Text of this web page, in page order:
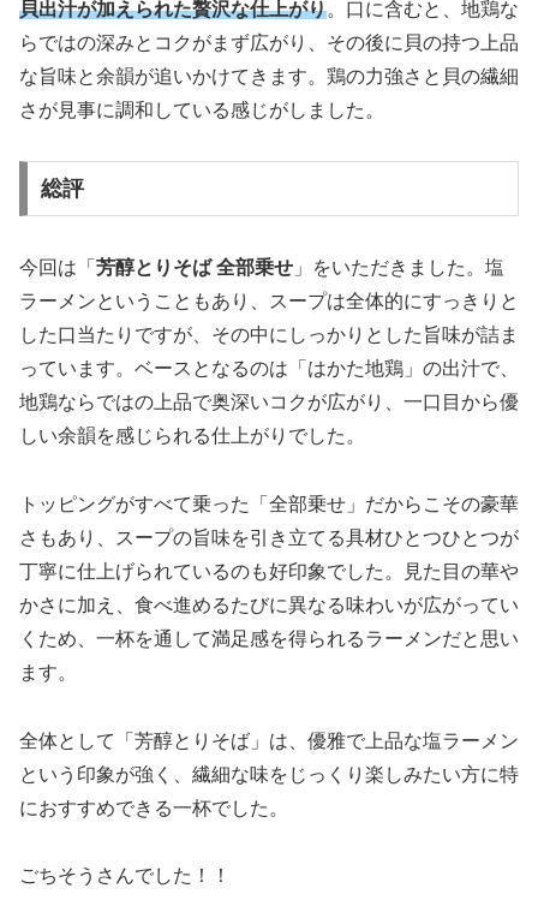
貝出汁が加えられた贅沢な仕上がり。口に含むと、地鶏な
らではの深みとコクがまず広がり、その後に貝の持つ上品
な旨味と余韻が追いかけてきます。鶏の力強さと貝の繊細
さが見事に調和している感じがしました。
総評
今回は「 芳醇とりそば 全部乗せ 」をいただきました。塩
ラーメンということもあり、スープは全体的にすっきりと
した口当たりですが、その中にしっかりとした旨味が詰ま
っています。ベースとなるのは「はかた地鶏」の出汁で、
地鶏ならではの上品で奥深いコクが広がり、一口目から優
しい余韻を感じられる仕上がりでした。
トッピングがすべて乗った「全部乗せ」だからこその豪華
さもあり、スープの旨味を引き立てる具材ひとつひとつが
丁寧に仕上げられているのも好印象でした。見た目の華や
かさに加え、食べ進めるたびに異なる味わいが広がってい
くため、一杯を通して満足感を得られるラーメンだと思い
ます。
全体として「芳醇とりそば」は、優雅で上品な塩ラーメン
という印象が強く、繊細な味をじっくり楽しみたい方に特
におすすめできる一杯でした。
ごちそうさんでした！！